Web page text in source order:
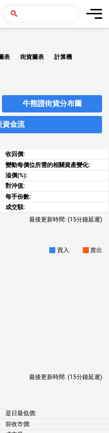
表 街貨圖表 計算機
牛熊證街貨分布圖
資金流
收回價:
變動每價位所需的相關資產變化:
溢價(%):
對沖值:
每手份數:
成交額:
最後更新時間: (15分鐘延遲)
買入 賣出
最後更新時間: (15分鐘延遲)
是日最低價:
前收市價: